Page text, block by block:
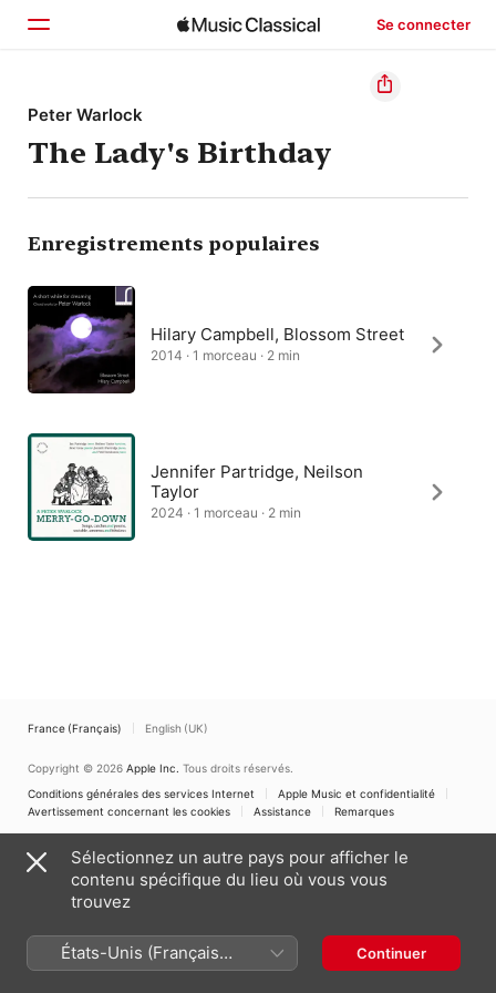
Se connecter
Accueil
Parcourir
Rechercher
Peter Warlock
The Lady's Birthday
Enregistrements populaires
Hilary Campbell, Blossom Street
2014 · 1 morceau · 2 min
Jennifer Partridge, Neilson
Taylor
2024 · 1 morceau · 2 min
France (Français) English (UK)
Copyright © 2026 Apple Inc. Tous droits réservés.
Conditions générales des services Internet
Apple Music et confidentialité
Avertissement concernant les cookies
Assistance Remarques
Sélectionnez un autre pays pour afficher le
contenu spécifique du lieu où vous vous
trouvez
États-Unis (Français
France)
Continuer